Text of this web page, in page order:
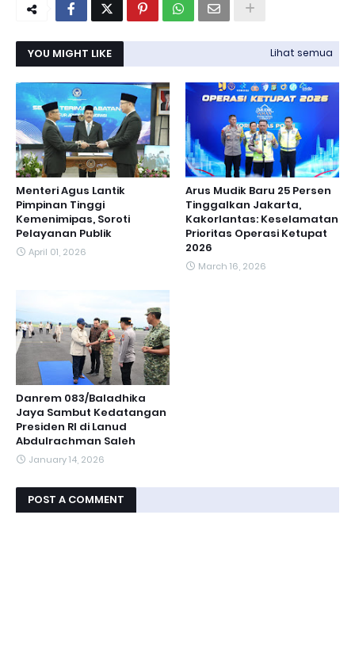
YOU MIGHT LIKE Lihat semua
Menteri Agus Lantik
Pimpinan Tinggi
Kemenimipas, Soroti
Pelayanan Publik
April 01, 2026
Arus Mudik Baru 25 Persen
Tinggalkan Jakarta,
Kakorlantas: Keselamatan
Prioritas Operasi Ketupat
2026
March 16, 2026
Danrem 083/Baladhika
Jaya Sambut Kedatangan
Presiden RI di Lanud
Abdulrachman Saleh
January 14, 2026
POST A COMMENT